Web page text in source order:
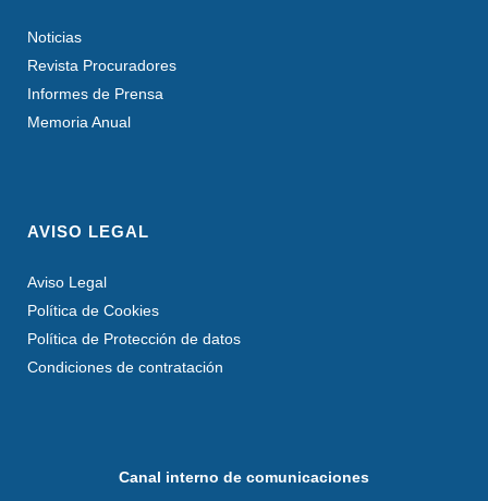
Noticias
Revista Procuradores
Informes de Prensa
Memoria Anual
AVISO LEGAL
Aviso Legal
Política de Cookies
Política de Protección de datos
Condiciones de contratación
Canal interno de comunicaciones